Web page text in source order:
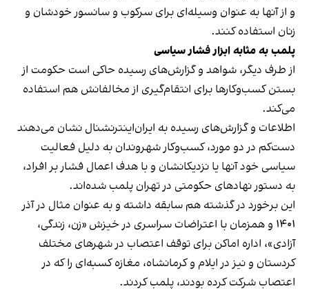
و از آنها به عنوان وسیله‌ای برای سرکوب و سانسور خودشان و
زنان استفاده کنند.
پلمب به مثابه ابزار فشار سیاسی
از طرف دیگر، شواهد و گزارش‌های رسیده حاکی است حکومت از
بستن کسب‌وکارها برای انتقام‌گیری از مخالفانش هم استفاده
می‌کند.
اطلاعات و گزارش‌های رسیده به ایران‌اینترنشنال نشان می‌دهند
دست‌کم در دو مورد، کسب‌وکار شهروندان به دلیل فعالیت
سیاسی خود آنها یا نزدیکانشان و با هدف اعمال فشار بر افراد،
به دستور نهادهای حکومتی در تهران پلمب شده‌اند.
این برخورد در گذشته هم سابقه داشته و به عنوان مثال در آذر
۱۴۰۱ و همزمان با اعتراضات سراسری در خیزش «زن، زندگی،
آزادی»، اداره اماکن برای توقف اعتصاب در شهرهای مختلف
کردستان و نیز در ایلام و کرمانشاه، مغازه کسبه‌ای را که در
اعتصاب شرکت کرده بودند، پلمب کردند.